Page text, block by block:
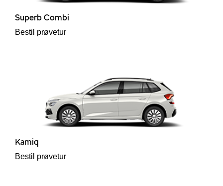
Superb Combi
Bestil prøvetur
Kamiq
Bestil prøvetur